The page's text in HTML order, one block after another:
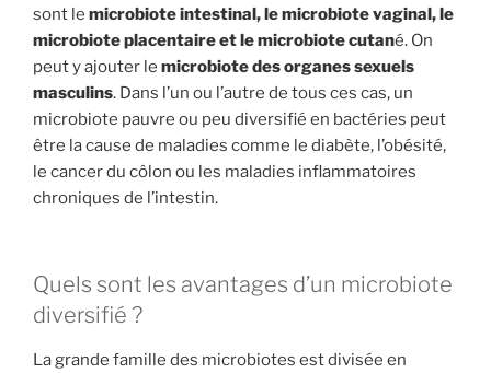
sont le microbiote intestinal, le microbiote vaginal, le
microbiote placentaire et le microbiote cutané. On
peut y ajouter le microbiote des organes sexuels
masculins. Dans l’un ou l’autre de tous ces cas, un
microbiote pauvre ou peu diversifié en bactéries peut
être la cause de maladies comme le diabète, l’obésité,
le cancer du côlon ou les maladies inflammatoires
chroniques de l’intestin.
Quels sont les avantages d’un microbiote
diversifié ?
La grande famille des microbiotes est divisée en